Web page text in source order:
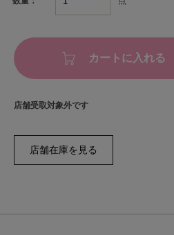
カートに入れる
店舗受取対象外です